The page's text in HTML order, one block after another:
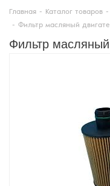
Главная - Каталог товаров -
- Фильтр масляный
Фильтр масляный